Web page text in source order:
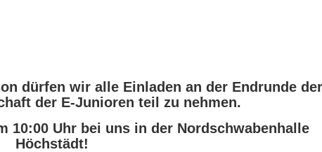
dürfen wir alle Einladen an der Endrunde der
der E-Junioren teil zu nehmen.
10:00 Uhr bei uns in der Nordschwabenhalle
Höchstädt!